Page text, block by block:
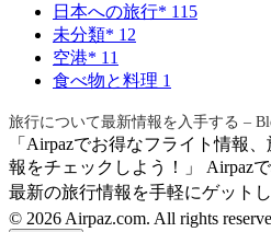
日本への旅行* 115
未分類* 12
空港* 11
食べ物と料理 1
旅行について最新情報を入手する –
「Airpazでお得なフライト情報
報をチェックしよう！」 Airpaz
最新の旅行情報を手軽にゲット
© 2026 Airpaz.com. All rights